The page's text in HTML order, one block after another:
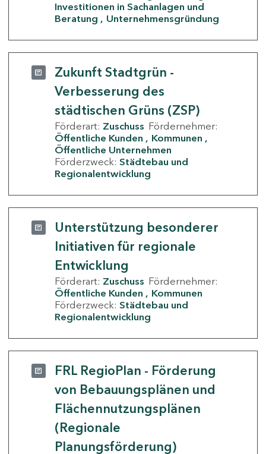
Investitionen in Sachanlagen und
Beratung
Unternehmensgründung
Zukunft Stadtgrün -
Verbesserung des
städtischen Grüns (ZSP)
Förderart: Zuschuss Fördernehmer:
Öffentliche Kunden
Kommunen
Öffentliche Unternehmen
Förderzweck: Städtebau und
Regionalentwicklung
Unterstützung besonderer
Initiativen für regionale
Entwicklung
Förderart: Zuschuss Fördernehmer:
Öffentliche Kunden
Kommunen
Förderzweck: Städtebau und
Regionalentwicklung
FRL RegioPlan - Förderung
von Bebauungsplänen und
Flächennutzungsplänen
(Regionale
Planungsförderung)